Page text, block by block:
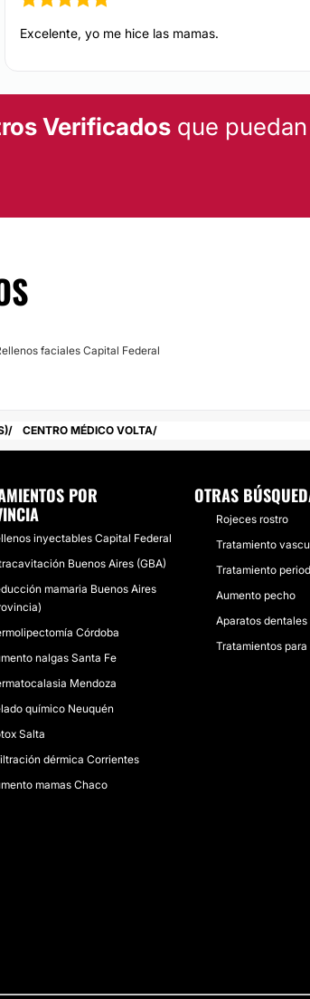
Excelente, yo me hice las mamas.
Verificadosque puedan
faciales Capital Federal
CENTRO MÉDICO VOLTA
POR
inyectables Capital Federal
Buenos Aires (GBA)
mamaria Buenos Aires
Córdoba
nalgas Santa Fe
Mendoza
químico Neuquén
Salta
dérmica Corrientes
mamas Chaco
OTRAS
Rojeces rostro
Tratamiento
Tratamiento
Aumento pecho
Aparatos dentales
Tratamientos para